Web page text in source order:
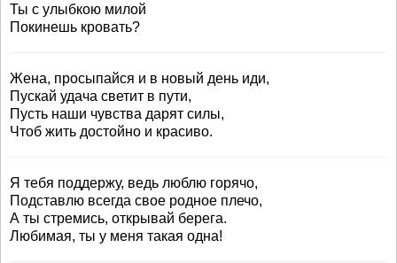
Ты с улыбкою милой
Покинешь кровать?
Жена, просыпайся и в новый день иди,
Пускай удача светит в пути,
Пусть наши чувства дарят силы,
Чтоб жить достойно и красиво.
Я тебя поддержу, ведь люблю горячо,
Подставлю всегда свое родное плечо,
А ты стремись, открывай берега.
Любимая, ты у меня такая одна!